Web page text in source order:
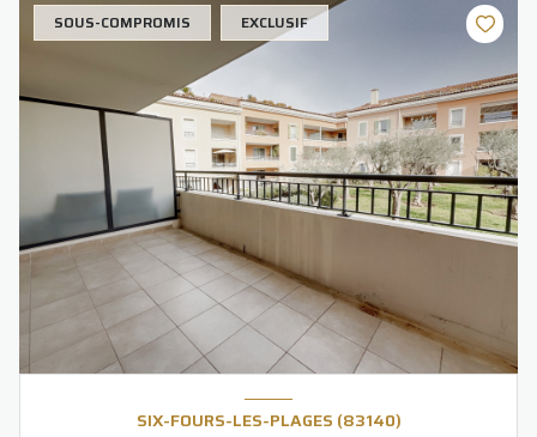
SOUS-COMPROMIS EXCLUSIF
SIX-FOURS-LES-PLAGES (83140)